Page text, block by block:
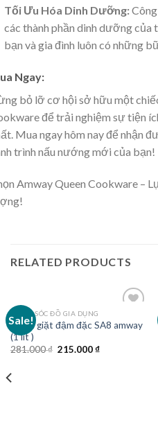
Tối Ưu Hóa Dinh Dưỡng:Công
các thành phần dinh dưỡng
bạn và gia đình luôn có những
Ngay:
bỏ lỡ cơ hội sở hữu một
để trải nghiệm sự tiện
Mua ngay hôm nay để nhận
trình nấu nướng mới của bạn!
Amway Queen Cookware –
RELATED PRODUCTS
Sale!
CHĂM SÓC ĐỒ GIA DỤNG
Nước giặt đậm đặc SA8 amway
(1 lít )
281.000₫ Original
215.000₫Current